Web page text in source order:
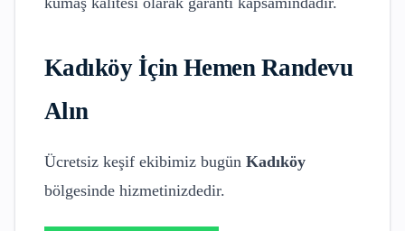
Kadıköyİçin Hemen Randevu
Alın
Ücretsiz keşif ekibimiz bugün Kadıköy
bölgesinde hizmetinizdedir.